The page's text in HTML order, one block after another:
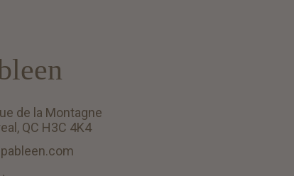
de la Montagne
QC H3C 4K4